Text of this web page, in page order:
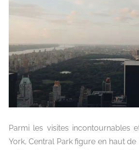
Parmi les visites incontournables
York, Central Park figure en haut de